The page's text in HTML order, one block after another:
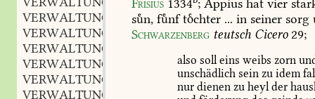
VERWALTUNGSJAHR
VERWALTUNGSKÖRPER
VERWALTUNGSKOSTEN
VERWALTUNGSKREIS
VERWALTUNGSLEBEN
VERWALTUNGSLEHRE
Frisius 1334 ; Appius hat vier
sn, fnftchter ... in seiner sorg
Schwarzenberg teutsch Cicero 29;
also solleins weibs zorn
unschädlich sein zu idem
nur dienen zu heylder